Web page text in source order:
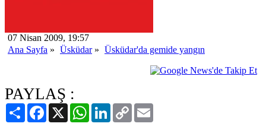
07 Nisan 2009, 19:57
Ana Sayfa » Üsküdar» Üsküdar'da gemide yangın
PAYLAŞ :
PaylaşFacebook
X WhatsAppLinkedIn
Copy
Link